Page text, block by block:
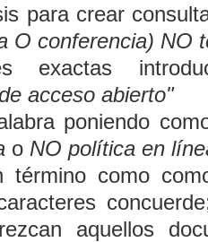
para crear
O conferencia) NO
exactas
acceso abierto"
poniendo
o NO política en
como
aquellos